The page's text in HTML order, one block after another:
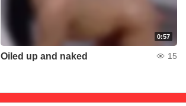
0:57
Oiled up and naked 15